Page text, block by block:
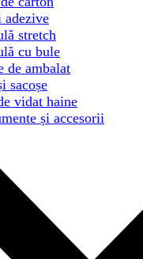
adezive
stretch
cu bule
de ambalat
sacoșe
vidat haine
și accesorii